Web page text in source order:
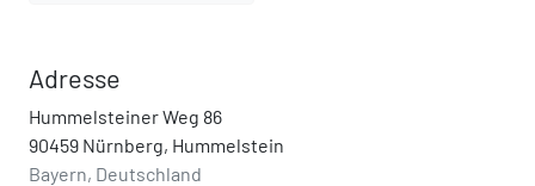
Adresse
Hummelsteiner Weg 86
90459 Nürnberg, Hummelstein
Bayern, Deutschland